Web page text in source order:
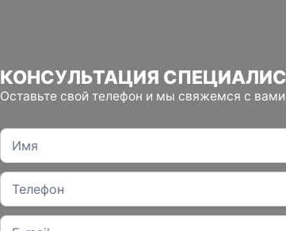
КОНСУЛЬТАЦИЯ
Оставьте свой телефон и мы свяжемся с вами